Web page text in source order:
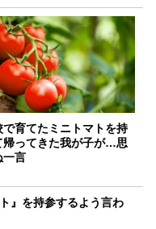
で育てたミニトマトを持
帰ってきた我が子が…思
一言
』を持参するよう言わ